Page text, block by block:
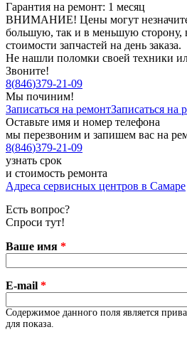
Гарантия на ремонт: 1 месяц
ВНИМАНИЕ! Цены могут
большую, так и в меньшую сторону,
стоимости запчастей на день заказа.
Не нашли поломки своей техники
Звоните!
8(846)379-21-09
Мы починим!
Записаться на ремонтЗаписаться на
Оставьте имя и номер телефона
мы перезвоним и запишем вас на
8(846)379-21-09
узнать срок
и стоимость ремонта
Адреса сервисных центров в Самаре
Есть вопрос?
Спроси тут!
Ваше имя *
E-mail *
Содержимое данного поля является
для показа.